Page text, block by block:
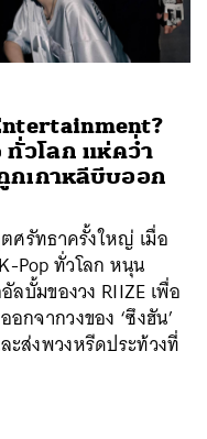
วโลก แห่คว่ำ
กเกาหลีบีบออก
ศรัทธาครั้งใหญ่ เมื่อ
Pop ทั่วโลก หนุน
บั้มของวง RIIZE เพื่อ
จากวงของ ‘ซึงฮัน’
ส่งพวงหรีดประท้วงที่